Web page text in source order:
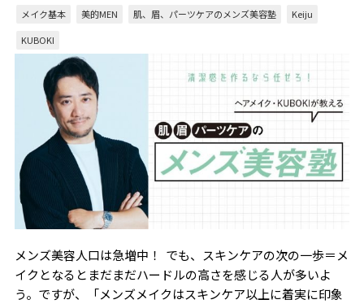
メイク基本 美的MEN 肌、眉、パーツケアのメンズ美容塾
Keiju
KUBOKI
メンズ美容人口は急増中！ でも、スキンケアの次の一歩＝メ
イクとなるとまだまだハードルの高さを感じる人が多いよ
う。ですが、「メンズメイクはスキンケア以上に着実に印象